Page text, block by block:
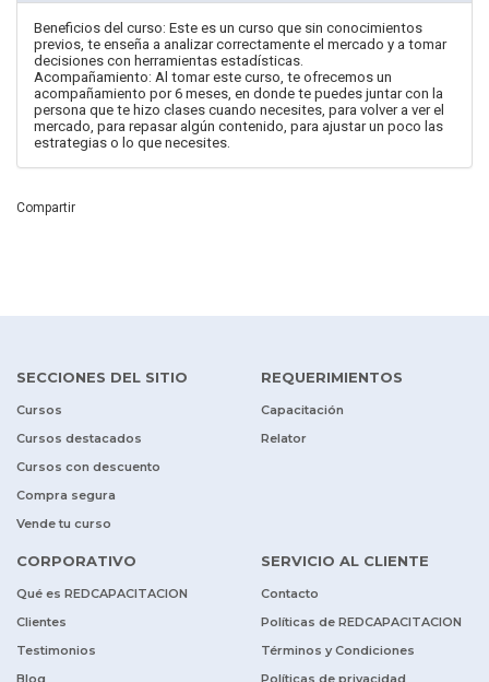
Beneficios del curso: Este es un curso que sin conocimientos
previos, te enseña a analizar correctamente el mercado y a tomar
decisiones con herramientas estadísticas.
Acompañamiento: Al tomar este curso, te ofrecemos un
acompañamiento por 6 meses, en donde te puedes juntar con la
persona que te hizo clases cuando necesites, para volver a ver el
mercado, para repasar algún contenido, para ajustar un poco las
estrategias o lo que necesites.
Compartir
SECCIONES DEL SITIO
Cursos
Cursos destacados
Cursos con descuento
Compra segura
Vende tu curso
REQUERIMIENTOS
Capacitación
Relator
CORPORATIVO
Qué es REDCAPACITACION
Clientes
Testimonios
Blog
SERVICIO AL CLIENTE
Contacto
Políticas de REDCAPACITACION
Términos y Condiciones
Políticas de privacidad